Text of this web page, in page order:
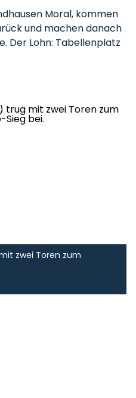
Moral, kommen
und machen danach
Der Lohn: Tabellenplatz
zwei Toren zum